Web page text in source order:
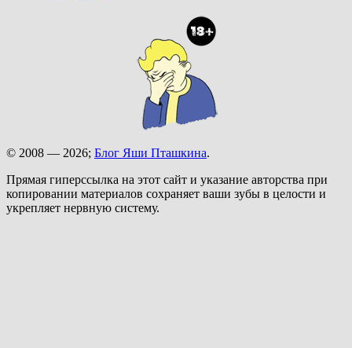
© 2008 — 2026; Блог Яши Пташкина.
Прямая гиперссылка на этот сайт и указание авторства при
копировании материалов сохраняет ваши зубы в целости и
укрепляет нервную систему.